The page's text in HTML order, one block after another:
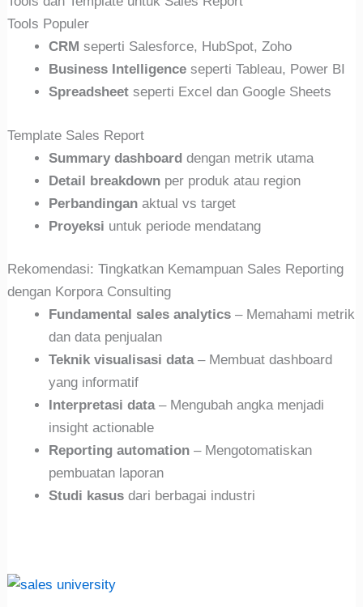
Tools Populer
CRM seperti Salesforce, HubSpot, Zoho
Business Intelligence seperti Tableau, Power BI
Spreadsheet seperti Excel dan Google Sheets
Template Sales Report
Summary dashboard dengan metrik utama
Detail breakdown per produk atau region
Perbandingan aktual vs target
Proyeksi untuk periode mendatang
Rekomendasi: Tingkatkan Kemampuan Sales Reporting
dengan Korpora Consulting
Fundamental sales analytics – Memahami metrik
dan data penjualan
Teknik visualisasi data– Membuat dashboard
yang informatif
Interpretasi data– Mengubah angka menjadi
insight actionable
Reporting automation – Mengotomatiskan
pembuatan laporan
Studi kasus dari berbagai industri